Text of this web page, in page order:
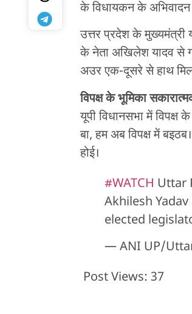
के विधायकन के
उत्तर प्रदेश के मुख्यमंत्री
के नेता अखिलेश यादव से
अउर एक-दूसरे से हाथ
विपक्ष के भूमिका
यूपी विधानसभा में
बा, हम अब विपक्ष में
होई।
#WATCH Uttar
Akhilesh
elected
— ANI UP/
Post Views: 37